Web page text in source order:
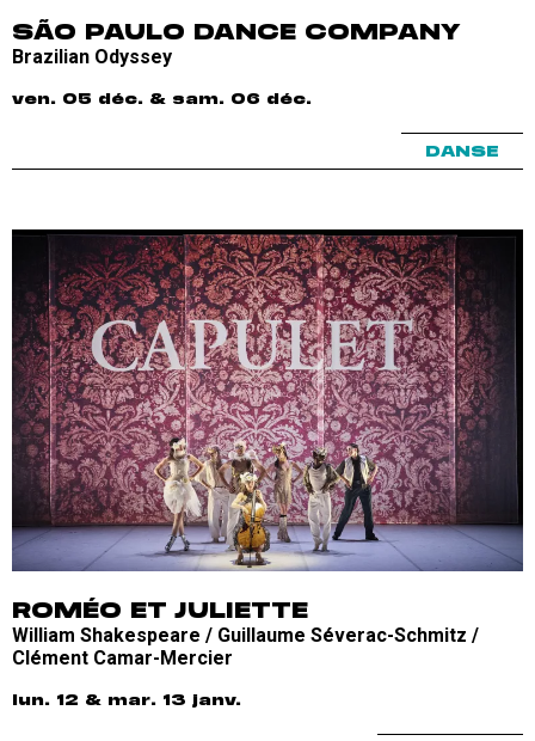
SÃO PAULO DANCE COMPANY
Brazilian Odyssey
DANSE
ven. 05 déc. & sam. 06 déc.
ROMÉO ET JULIETTE
William Shakespeare / Guillaume Séverac-Schmitz /
Clément Camar-Mercier
lun. 12 & mar. 13 janv.